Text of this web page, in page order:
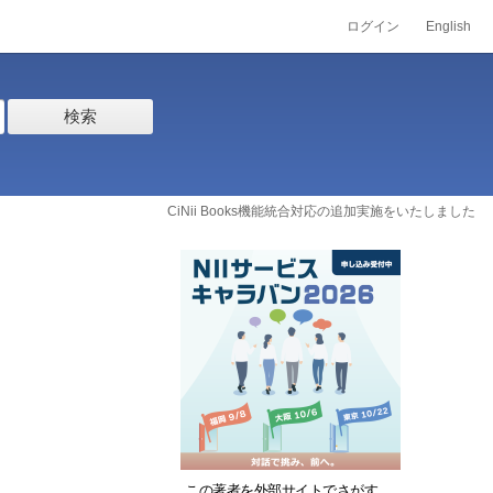
ログイン English
検索
CiNii Books機能統合対応の追加実施をいたしました